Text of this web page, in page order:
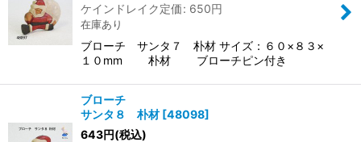
ケインドレイク定価: 650円
在庫あり
ブローチ サンタ７ 朴材 サイズ：６０×８３×
１０mm 朴材 ブローチピン付き
ブローチ
サンタ８ 朴材 [48098]
643円(税込)